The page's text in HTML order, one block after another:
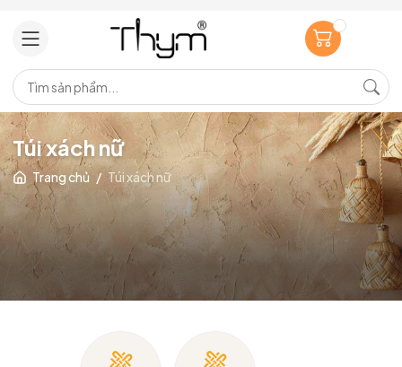
Túi xách nữ
Trang chủ / Túi xách nữ